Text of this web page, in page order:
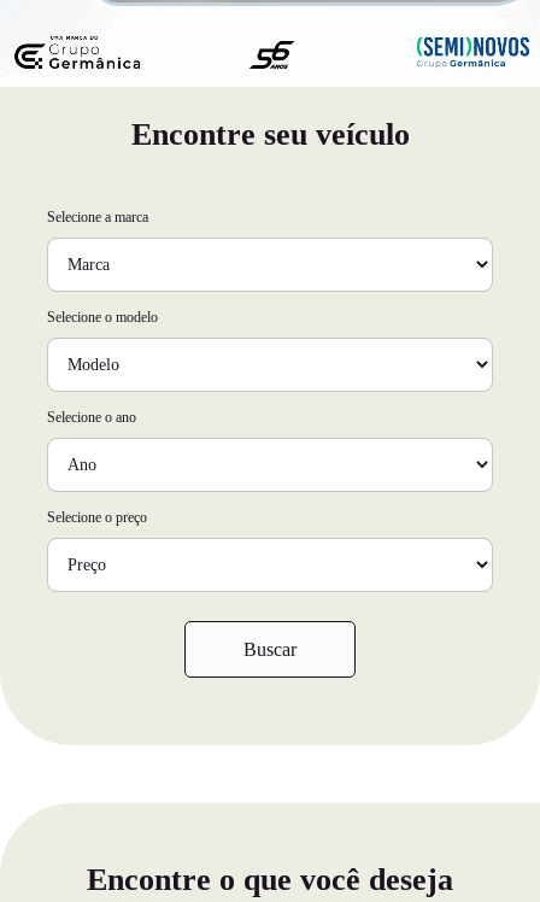
Encontre seu veículo
Selecione a marca
Selecione o modelo
Selecione o ano
Selecione o preço
Buscar
Encontre o que você deseja